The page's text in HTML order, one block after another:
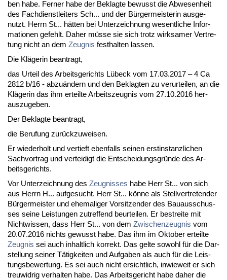
ben ha­be. Fer­ner ha­be der Be­klag­te be­wusst die Ab­we­sen­heit
des Fach­dienst­lei­ters Sch... und der Bürger­meis­te­rin aus­ge­
nutzt. Herrn St... hätten bei Un­ter­zeich­nung we­sent­li­che In­for­
ma­tio­nen ge­fehlt. Da­her müsse sie sich trotz wirk­sa­mer Ver­tre­
tung nicht an dem Zeug­nis fest­hal­ten las­sen.
Die Kläge­rin be­an­tragt,
das Ur­teil des Ar­beits­ge­richts Lübeck vom 17.03.2017 – 4 Ca
2812 b/16 - ab­zuändern und den Be­klag­ten zu ver­ur­tei­len, an die
Kläge­rin das ihm er­teil­te Ar­beits­zeug­nis vom 27.10.2016 her­
aus­zu­ge­ben.
Der Be­klag­te be­an­tragt,
die Be­ru­fung zurück­zu­wei­sen.
Er wie­der­holt und ver­tieft eben­falls sei­nen erst­in­stanz­li­chen
Sach­vor­trag und ver­tei­digt die Ent­schei­dungs­gründe des Ar­
beits­ge­richts.
Vor Un­ter­zeich­nung des Zeug­nis­ses ha­be Herr St... von sich
aus Herrn H... auf­ge­sucht. Herr St... könne als Stell­ver­tre­ten­der
Bürger­meis­ter und ehe­ma­li­ger Vor­sit­zen­der des Bau­aus­schus­
ses sei­ne Leis­tun­gen zu­tref­fend be­ur­tei­len. Er be­strei­te mit
Nicht­wis­sen, dass Herr St... von dem Zwi­schen­zeug­nis vom
20.07.2016 nichts ge­wusst ha­be. Das ihm im Ok­to­ber er­teil­te
Zeug­nis sei auch in­halt­lich kor­rekt. Das gel­te so­wohl für die Dar­
stel­lung sei­ner Tätig­kei­ten und Auf­ga­ben als auch für die Leis­
tungs­be­wer­tung. Es sei auch nicht er­sicht­lich, in­wie­weit er sich
treu­wid­rig ver­hal­ten ha­be. Das Ar­beits­ge­richt ha­be da­her die